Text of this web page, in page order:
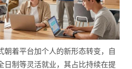
朝着平台加个人的新形态转变，自
日制等灵活就业，其占比持续在提